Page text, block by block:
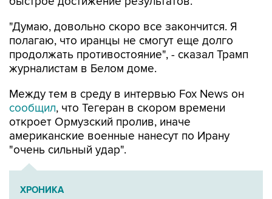
"Думаю, довольно скоро все закончится. Я
полагаю, что иранцы не смогут еще долго
продолжать противостояние", - сказал Трамп
журналистам в Белом доме.
Между тем в среду в интервью Fox News он
сообщил, что Тегеран в скором времени
откроет Ормузский пролив, иначе
американские военные нанесут по Ирану
"очень сильный удар".
ХРОНИКА